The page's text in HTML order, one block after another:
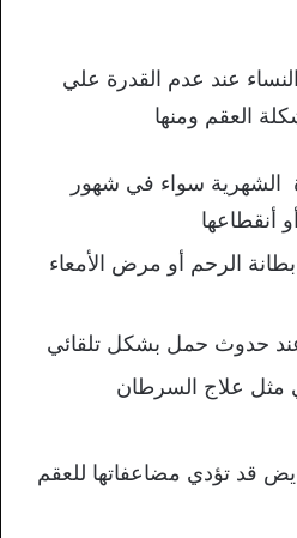
عند عدم القدرة علي
العقم ومنها
الشهرية سواء في شهور
أنقطاعها
الرحم أو مرض الأمعاء
حدوث حمل بشكل تلقائي
مثل علاج السرطان
قد تؤدي مضاعفاتها للعقم